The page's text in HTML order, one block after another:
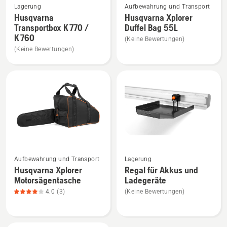
Details
zu
Husqvarna
Transportbox
Lagerung
Husqvarna
Transportbox K 770 /
K 760
(Keine Bewertungen)
Details
zu
Husqvarna
Xplorer
anzeigen
Aufbewahrung und Transport
Husqvarna Xplorer
Duffel Bag 55L
(Keine Bewertungen)
Details
zu
Husqvarna
Aufbewahrung und Transport
Husqvarna Xplorer
Motorsägentasche
4.0 (3)
Details
zu
Regal
für
Lagerung
Regal für Akkus und
Ladegeräte
(Keine Bewertungen)